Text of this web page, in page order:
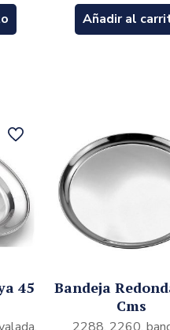
Añadir al
45
Bandeja
Cms